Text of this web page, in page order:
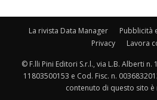
La rivista Data Manager Pubblicità
Privacy
Lavora
© F.lli Pini Editori S.r.l., via L.B. Alberti n.
11803500153 e Cod. Fisc. n.
contenuto di questo sito